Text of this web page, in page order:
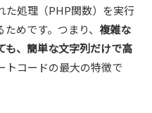
た処理（PHP関数）を実行
めです。つまり、 複雑な
、簡単な文字列だけで高
トコードの最大の特徴で